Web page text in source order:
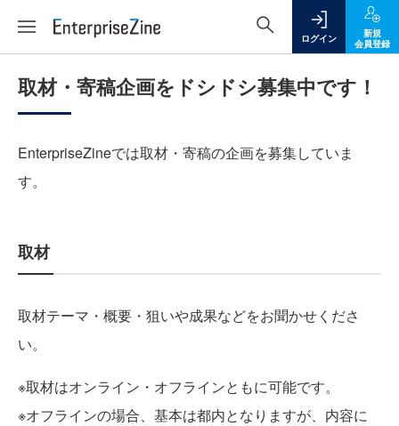
ログイン
新規
会員登録
取材・寄稿企画をドシドシ募集中です！
EnterpriseZineでは取材・寄稿の企画を募集していま
す。
取材
取材テーマ・概要・狙いや成果などをお聞かせくださ
い。
※取材はオンライン・オフラインともに可能です。
※オフラインの場合、基本は都内となりますが、内容に